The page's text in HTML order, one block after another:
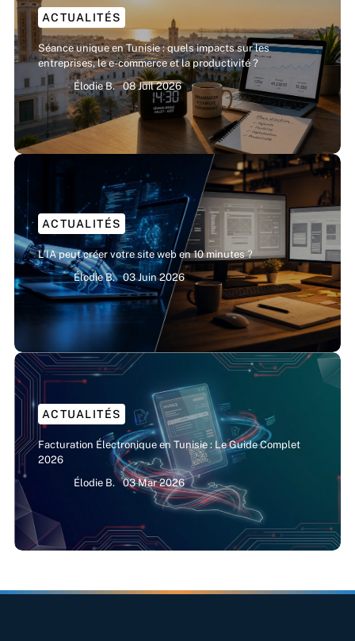
ACTUALITÉS
Séance unique en Tunisie : quels impacts sur les
entreprises, le e-commerce et la productivité ?
Élodie B.
08 Juil 2026
ACTUALITÉS
L’IA peut créer votre site web en 10 minutes ?
Élodie B.
03 Juin 2026
ACTUALITÉS
Facturation Électronique en Tunisie : Le Guide Complet
2026
Élodie B.
03 Mar 2026